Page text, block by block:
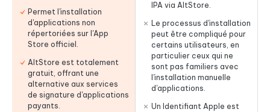
Permet l'installation
d'applications non
répertoriées sur l'App
Store officiel.
AltStore est totalement
gratuit, offrant une
alternative aux services
de signature d'applications
payants.
IPA via AltStore.
Le processus d'installation
peut être compliqué pour
certains utilisateurs, en
particulier ceux qui ne
sont pas familiers avec
l'installation manuelle
d'applications.
Un Identifiant Apple est